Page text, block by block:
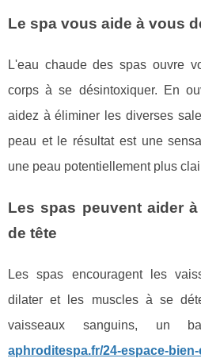
Le spa vous aide à vous
L'eau chaude des spas ouvre
corps à se désintoxiquer. En
aidez à éliminer les diverses
peau et le résultat est une
une peau potentiellement plus
Les spas peuvent aider
de tête
Les spas encouragent les
dilater et les muscles à se
vaisseaux sanguins, un
aphroditespa.fr/24-espace-